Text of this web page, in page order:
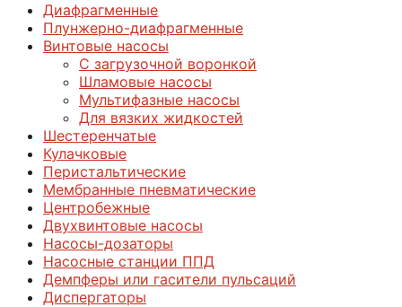
Диафрагменные
Плунжерно-диафрагменные
Винтовые насосы
С загрузочной воронкой
Шламовые насосы
Мультифазные насосы
Для вязких жидкостей
Шестеренчатые
Кулачковые
Перистальтические
Мембранные пневматические
Центробежные
Двухвинтовые насосы
Насосы-дозаторы
Насосные станции ППД
Демпферы или гасители пульсаций
Диспергаторы